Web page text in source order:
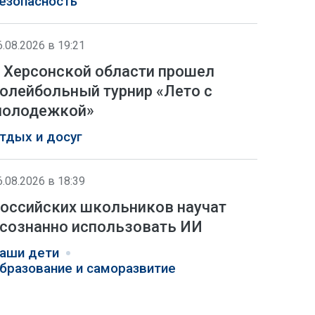
в 19:21
Херсонской области прошел
турнир «Лето с
и досуг
в 18:39
школьников научат
использовать ИИ
дети
и саморазвитие